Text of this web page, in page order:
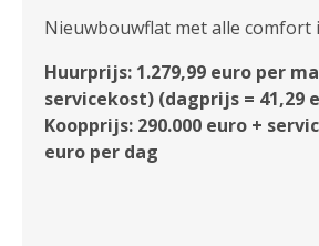
Nieuwbouwflat met alle comfort
Huurprijs: 1.279,99 euro per
servicekost) (dagprijs = 41,29
Koopprijs: 290.000 euro +
euro per dag